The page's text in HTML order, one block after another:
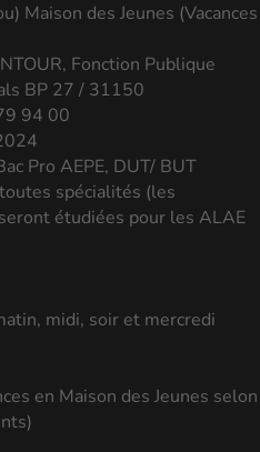
Maison des Jeunes (Vacances
Fonction Publique
BP 27 / 31150
94 00
Pro AEPE, DUT/ BUT
spécialités (les
étudiées pour les ALAE
midi, soir et mercredi
en Maison des Jeunes selon